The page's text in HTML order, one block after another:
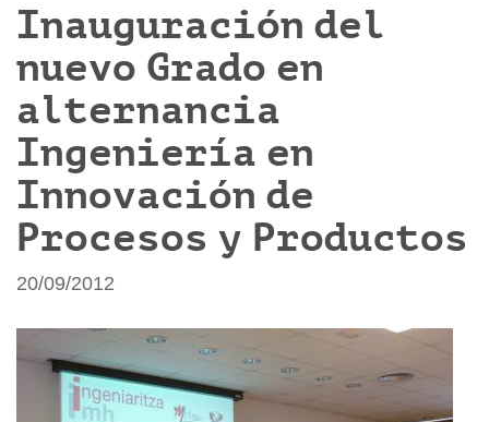
Inauguración del
nuevo Grado en
alternancia
Ingeniería en
Innovación de
Procesos y Productos
20/09/2012